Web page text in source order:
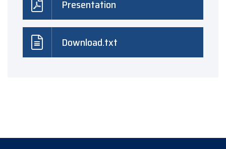
Presentation
Download.txt